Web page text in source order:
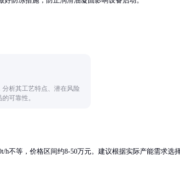
析其工艺特点、潜在风险
可靠性。
h不等，价格区间约8-50万元。建议根据实际产能需求选